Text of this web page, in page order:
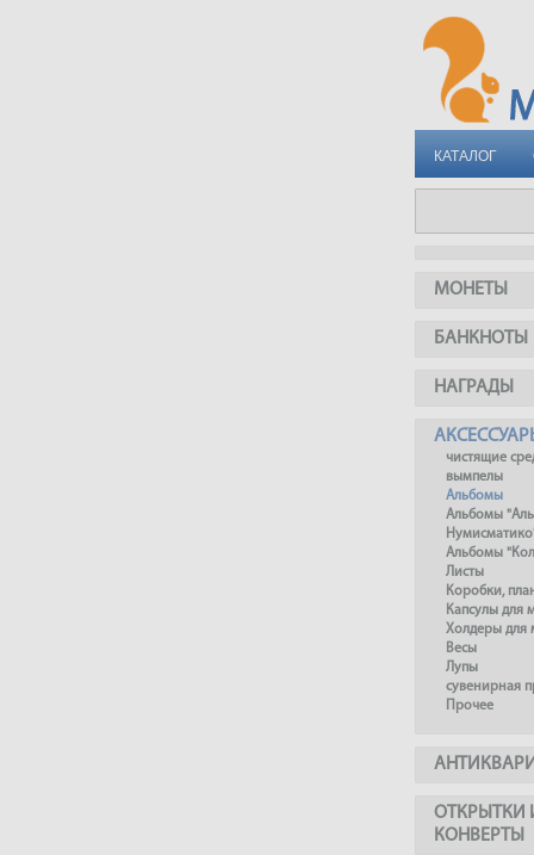
КАТАЛОГ
МОНЕТЫ
БАНКНОТЫ
НАГРАДЫ
чистящие
вымпелы
Альбомы
Альбомы
Альбомы
Листы
Коробки,
Капсулы для
Холдеры для
Весы
Лупы
сувенирная
Прочее
ОТКРЫТКИ
КОНВЕРТЫ